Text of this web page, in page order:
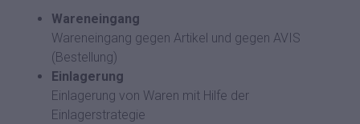
Wareneingang
Wareneingang gegen Artikel und gegen AVIS
(Bestellung)
Einlagerung
Einlagerung von Waren mit Hilfe der
Einlagerstrategie